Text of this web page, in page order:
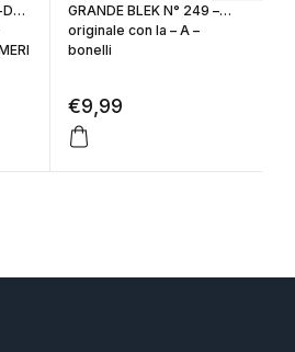
GRANDE BLEK N° 249 –
originale con la – A –
bonelli
€9,99